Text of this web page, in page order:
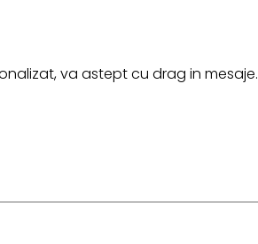
va astept cu drag in mesaje.